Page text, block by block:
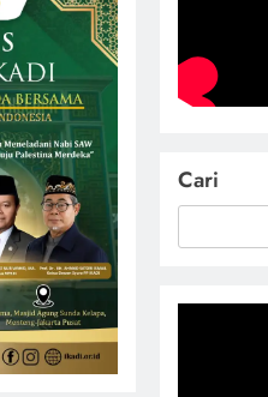
Cari